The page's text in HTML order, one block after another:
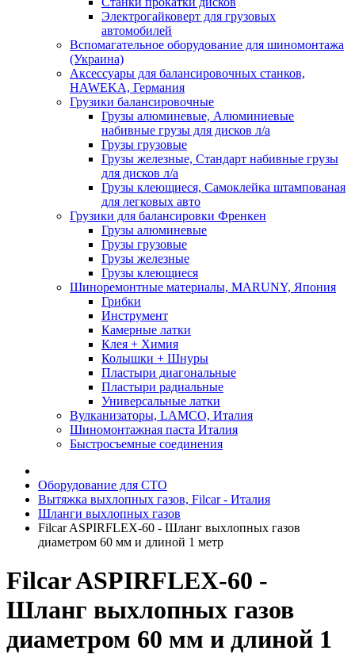
Электрогайковерт для грузовых
автомобилей
Вспомагательное оборудование для шиномонтажа
(Украина)
Аксессуары для балансировочных станков,
HAWEKA, Германия
Грузики балансировочные
Грузы алюминевые, Алюминиевые
набивные грузы для дисков л/а
Грузы грузовые
Грузы железные, Cтандарт набивные грузы
для дисков л/а
Грузы клеющиеся, Самоклейка штампованая
для легковых авто
Грузики для балансировки Френкен
Грузы алюминевые
Грузы грузовые
Грузы железные
Грузы клеющиеся
Шиноремонтные материалы, MARUNY, Япония
Грибки
Инструмент
Камерные латки
Клея + Химия
Колышки + Шнуры
Пластыри диагональные
Пластыри радиальные
Универсальные латки
Вулканизаторы, LAMCO, Италия
Шиномонтажная паста Италия
Быстросъемные соединения
Оборудование для СТО
Вытяжка выхлопных газов, Filcar - Италия
Шланги выхлопных газов
Filcar ASPIRFLEX-60 - Шланг выхлопных газов
диаметром 60 мм и длиной 1 метр
Filcar ASPIRFLEX-60 -
Шланг выхлопных газов
диаметром 60 мм и длиной 1